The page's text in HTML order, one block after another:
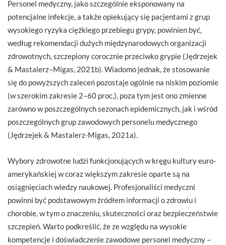
Personel medyczny, jako szczególnie eksponowany na
potencjalne infekcje, a także opiekujący się pacjentami z grup
wysokiego ryzyka ciężkiego przebiegu grypy, powinien być,
według rekomendacji dużych międzynarodowych organizacji
zdrowotnych, szczepiony corocznie przeciwko grypie (Jędrzejek
& Mastalerz–Migas, 2021b). Wiadomo jednak, że stosowanie
się do powyższych zaleceń pozostaje ogólnie na niskim poziomie
(w szerokim zakresie 2–60 proc.), poza tym jest ono zmienne
zarówno w poszczególnych sezonach epidemicznych, jak i wśród
poszczególnych grup zawodowych personelu medycznego
(Jędrzejek & Mastalerz-Migas, 2021a).
Wybory zdrowotne ludzi funkcjonujących w kręgu kultury euro-
amerykańskiej w coraz większym zakresie oparte są na
osiągnięciach wiedzy naukowej. Profesjonaliści medyczni
powinni być podstawowym źródłem informacji o zdrowiu i
chorobie, w tym o znaczeniu, skuteczności oraz bezpieczeństwie
szczepień. Warto podkreślić, że ze względu na wysokie
kompetencje i doświadczenie zawodowe personel medyczny –